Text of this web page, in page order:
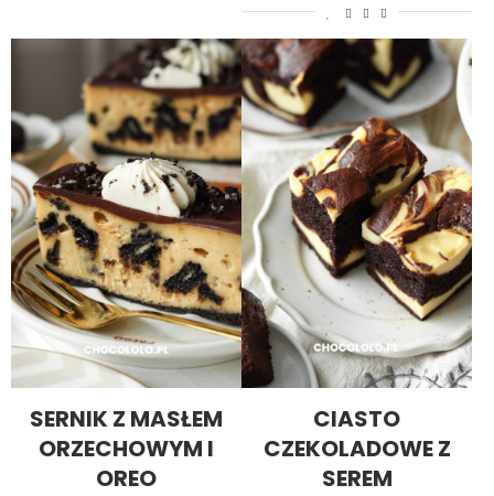
SERNIK Z MASŁEM
ORZECHOWYM I
OREO
CIASTO
CZEKOLADOWE Z
SEREM